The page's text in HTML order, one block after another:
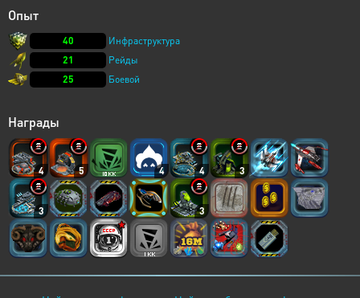
Опыт
40
Инфраструктура
21
Рейды
25
Боевой
Награды
4 5 4 4 3
3 3